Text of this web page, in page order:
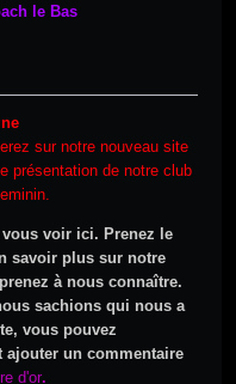
le Bas
sur notre nouveau site
présentation de notre club
vous voir ici. Prenez le
savoir plus sur notre
à nous connaître.
sachions qui nous a
vous pouvez
ajouter un commentaire
d'or.